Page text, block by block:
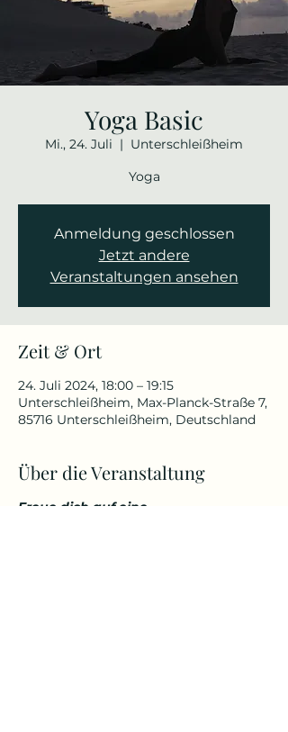
Yoga Basic
Mi., 24. Juli
  |
Unterschleißheim
Yoga
Anmeldung geschlossen
Jetzt andere
Veranstaltungen ansehen
Zeit & Ort
24. Juli 2024, 18:00 – 19:15
Unterschleißheim, Max-Planck-Straße 7,
85716 Unterschleißheim, Deutschland
Über die Veranstaltung
Freue dich auf eine